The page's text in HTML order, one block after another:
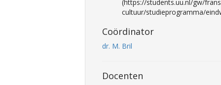
(https://students.uu.nl/gw/
cultuur/studieprogramma/
Coördinator
dr. M. Bril
Docenten